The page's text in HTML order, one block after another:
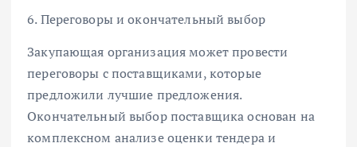
6. Переговоры и окончательный выбор
Закупающая организация может провести
переговоры с поставщиками, которые
предложили лучшие предложения.
Окончательный выбор поставщика основан на
комплексном анализе оценки тендера и